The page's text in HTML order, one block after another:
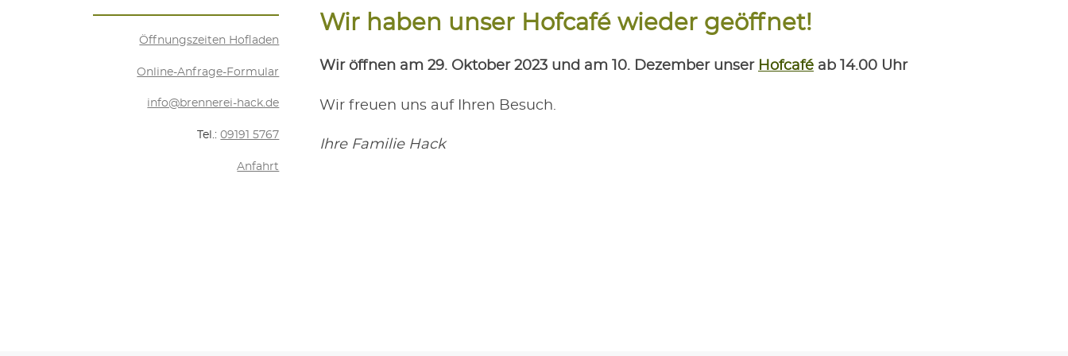
Wir haben unser Hof­ca­fé wie­der geöffnet!
Wir öff­nen am 29. Okto­ber 2023 und am 10. Dezem­ber unser Hof­ca­fé ab 14.00 Uhr
Wir freu­en uns auf Ihren Besuch.
Ihre Fami­lie Hack
Öff­nungs­zei­ten Hofladen
Online-Anfra­ge-For­mu­lar
info@brennerei-hack.de
Tel.:09191 5767
Anfahrt